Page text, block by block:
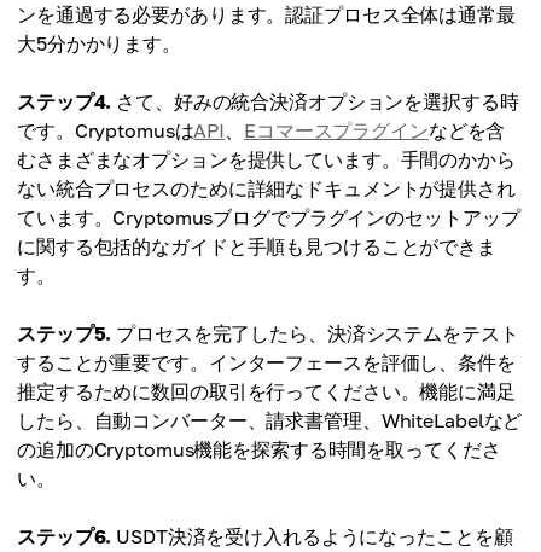
ンを通過する必要があります。認証プロセス全体は通常最
大5分かかります。
ステップ4. さて、好みの統合決済オプションを選択する時
です。CryptomusはAPI、 Eコマースプラグインなどを含
むさまざまなオプションを提供しています。手間のかから
ない統合プロセスのために詳細なドキュメントが提供され
ています。Cryptomusブログでプラグインのセットアップ
に関する包括的なガイドと手順も見つけることができま
す。
ステップ5. プロセスを完了したら、決済システムをテスト
することが重要です。インターフェースを評価し、条件を
推定するために数回の取引を行ってください。機能に満足
したら、自動コンバーター、請求書管理、WhiteLabelなど
の追加のCryptomus機能を探索する時間を取ってくださ
い。
ステップ6. USDT決済を受け入れるようになったことを顧